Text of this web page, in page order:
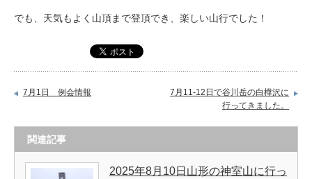
でも、天気もよく山頂まで登頂でき、楽しい山行でした！
7月1日 例会情報
7月11-12日で谷川岳の白樺沢に
行ってきました。
関連記事
2025年8月10日山形の神室山に行っ